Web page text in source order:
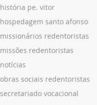
história pe. vitor
hospedagem santo afonso
missionários redentoristas
missões redentoristas
notícias
obras sociais redentoristas
secretariado vocacional